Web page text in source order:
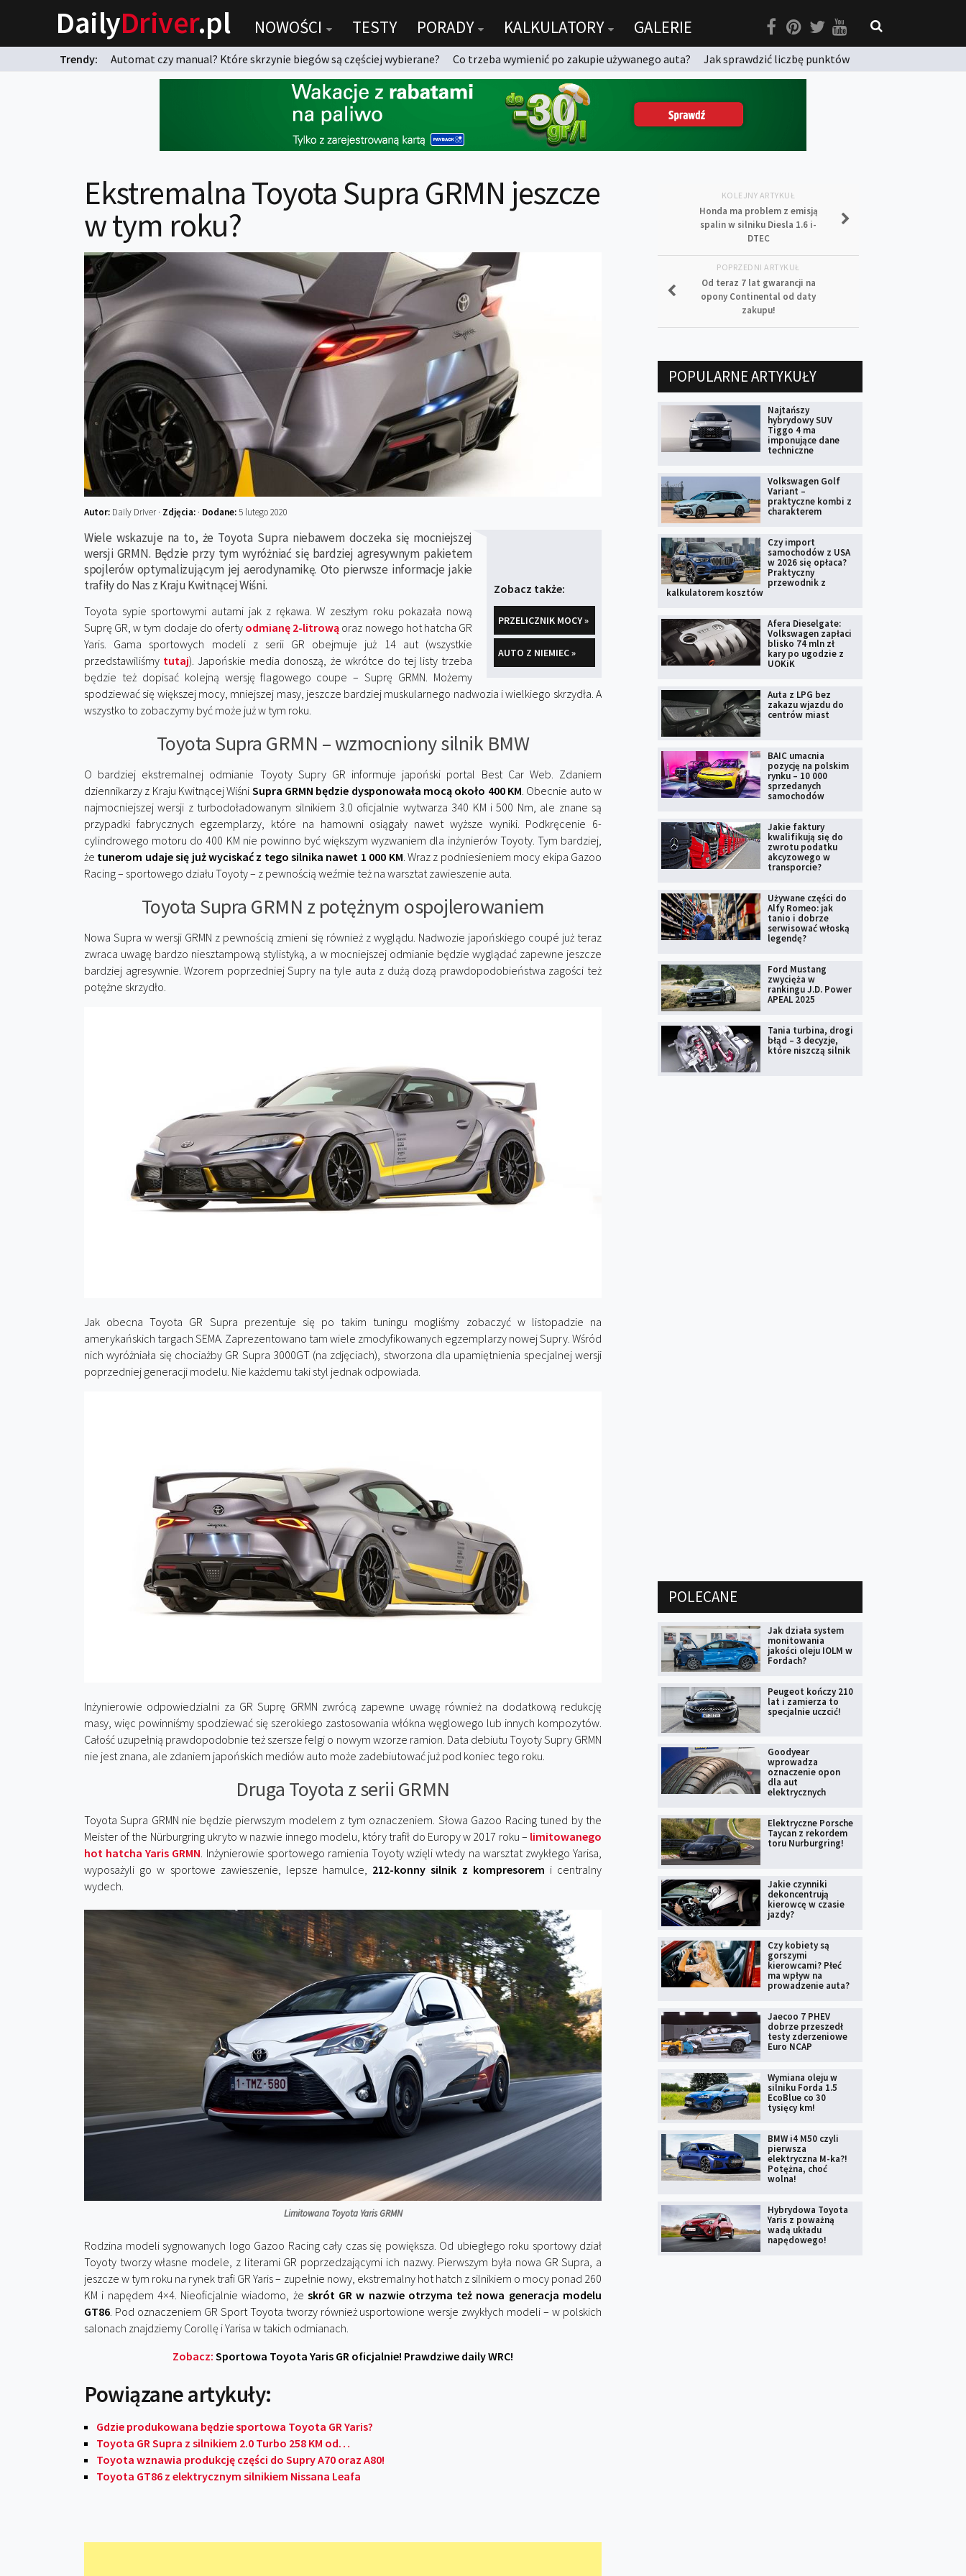
DailyDriver.pl NOWOŚCI TESTY PORADY KALKULATORY GALERIE
Trendy: Automat czy manual? Które skrzynie biegów są częściej wybierane? Co trzeba wymienić po zakupie używanego auta?
Jak sprawdzić liczbę punktów
Ekstremalna Toyota Supra GRMN jeszcze
w tym roku?
Autor: Daily Driver · Zdjęcia: · Dodane:5 lutego 2020
Zobacz także:
PRZELICZNIK MOCY »
AUTO Z NIEMIEC »
Wiele wskazuje na to, że Toyota Supra niebawem doczeka się mocniejszej
wersji GRMN. Będzie przy tym wyróżniać się bardziej agresywnym pakietem
spojlerów optymalizującym jej aerodynamikę. Oto pierwsze informacje jakie
trafiły do Nas z Kraju Kwitnącej Wiśni.
Toyota sypie sportowymi autami jak z rękawa. W zeszłym roku pokazała nową
Suprę GR, w tym dodaje do oferty odmianę 2-litrową oraz nowego hot hatcha GR
Yaris. Gama sportowych modeli z serii GR obejmuje już 14 aut (wszystkie
przedstawiliśmy tutaj). Japońskie media donoszą, że wkrótce do tej listy trzeba
będzie też dopisać kolejną wersję flagowego coupe – Suprę GRMN. Możemy
spodziewać się większej mocy, mniejszej masy, jeszcze bardziej muskularnego nadwozia i wielkiego skrzydła. A
wszystko to zobaczymy być może już w tym roku.
Toyota Supra GRMN – wzmocniony silnik BMW
O bardziej ekstremalnej odmianie Toyoty Supry GR informuje japoński portal Best Car Web. Zdaniem
dziennikarzy z Kraju Kwitnącej Wiśni Supra GRMN będzie dysponowała mocą około 400 KM. Obecnie auto w
najmocniejszej wersji z turbodoładowanym silnikiem 3.0 oficjalnie wytwarza 340 KM i 500 Nm, ale znane są
przypadki fabrycznych egzemplarzy, które na hamowni osiągały nawet wyższe wyniki. Podkręcenie 6-
cylindrowego motoru do 400 KM nie powinno być większym wyzwaniem dla inżynierów Toyoty. Tym bardziej,
że tunerom udaje się już wyciskać z tego silnika nawet 1 000 KM. Wraz z podniesieniem mocy ekipa Gazoo
Racing – sportowego działu Toyoty – z pewnością weźmie też na warsztat zawieszenie auta.
Toyota Supra GRMN z potężnym ospojlerowaniem
Nowa Supra w wersji GRMN z pewnością zmieni się również z wyglądu. Nadwozie japońskiego coupé już teraz
zwraca uwagę bardzo niesztampową stylistyką, a w mocniejszej odmianie będzie wyglądać zapewne jeszcze
bardziej agresywnie. Wzorem poprzedniej Supry na tyle auta z dużą dozą prawdopodobieństwa zagości też
potężne skrzydło.
Jak obecna Toyota GR Supra prezentuje się po takim tuningu mogliśmy zobaczyć w listopadzie na
amerykańskich targach SEMA. Zaprezentowano tam wiele zmodyfikowanych egzemplarzy nowej Supry. Wśród
nich wyróżniała się chociażby GR Supra 3000GT (na zdjęciach), stworzona dla upamiętnienia specjalnej wersji
poprzedniej generacji modelu. Nie każdemu taki styl jednak odpowiada.
Inżynierowie odpowiedzialni za GR Suprę GRMN zwrócą zapewne uwagę również na dodatkową redukcję
masy, więc powinniśmy spodziewać się szerokiego zastosowania włókna węglowego lub innych kompozytów.
Całość uzupełnią prawdopodobnie też szersze felgi o nowym wzorze ramion. Data debiutu Toyoty Supry GRMN
nie jest znana, ale zdaniem japońskich mediów auto może zadebiutować już pod koniec tego roku.
Druga Toyota z serii GRMN
Toyota Supra GRMN nie będzie pierwszym modelem z tym oznaczeniem. Słowa Gazoo Racing tuned by the
Meister of the Nürburgring ukryto w nazwie innego modelu, który trafił do Europy w 2017 roku – limitowanego
hot hatcha Yaris GRMN. Inżynierowie sportowego ramienia Toyoty wzięli wtedy na warsztat zwykłego Yarisa,
wyposażyli go w sportowe zawieszenie, lepsze hamulce, 212-konny silnik z kompresorem i centralny
wydech.
Limitowana Toyota Yaris GRMN
Rodzina modeli sygnowanych logo Gazoo Racing cały czas się powiększa. Od ubiegłego roku sportowy dział
Toyoty tworzy własne modele, z literami GR poprzedzającymi ich nazwy. Pierwszym była nowa GR Supra, a
jeszcze w tym roku na rynek trafi GR Yaris – zupełnie nowy, ekstremalny hot hatch z silnikiem o mocy ponad 260
KM i napędem 4×4. Nieoficjalnie wiadomo, że skrót GR w nazwie otrzyma też nowa generacja modelu
GT86. Pod oznaczeniem GR Sport Toyota tworzy również usportowione wersje zwykłych modeli – w polskich
salonach znajdziemy Corollę i Yarisa w takich odmianach.
Zobacz: Sportowa Toyota Yaris GR oficjalnie! Prawdziwe daily WRC!
Powiązane artykuły:
Gdzie produkowana będzie sportowa Toyota GR Yaris?
Toyota GR Supra z silnikiem 2.0 Turbo 258 KM od…
Toyota wznawia produkcję części do Supry A70 oraz A80!
Toyota GT86 z elektrycznym silnikiem Nissana Leafa
KOLEJNY ARTYKUŁ
Honda ma problem z emisją
spalin w silniku Diesla 1.6 i-
DTEC
POPRZEDNI ARTYKUŁ
Od teraz 7 lat gwarancji na
opony Continental od daty
zakupu!
POPULARNE ARTYKUŁY
Najtańszy
hybrydowy SUV
Tiggo 4 ma
imponujące dane
techniczne
Volkswagen Golf
Variant –
praktyczne kombi z
charakterem
Czy import
samochodów z USA
w 2026 się opłaca?
Praktyczny
przewodnik z
kalkulatorem kosztów
Afera Dieselgate:
Volkswagen zapłaci
blisko 74 mln zł
kary po ugodzie z
UOKiK
Auta z LPG bez
zakazu wjazdu do
centrów miast
BAIC umacnia
pozycję na polskim
rynku – 10 000
sprzedanych
samochodów
Jakie faktury
kwalifikują się do
zwrotu podatku
akcyzowego w
transporcie?
Używane części do
Alfy Romeo: jak
tanio i dobrze
serwisować włoską
legendę?
Ford Mustang
zwycięża w
rankingu J.D. Power
APEAL 2025
Tania turbina, drogi
błąd – 3 decyzje,
które niszczą silnik
POLECANE
Jak działa system
monitowania
jakości oleju IOLM w
Fordach?
Peugeot kończy 210
lat i zamierza to
specjalnie uczcić!
Goodyear
wprowadza
oznaczenie opon
dla aut
elektrycznych
Elektryczne Porsche
Taycan z rekordem
toru Nurburgring!
Jakie czynniki
dekoncentrują
kierowcę w czasie
jazdy?
Czy kobiety są
gorszymi
kierowcami? Płeć
ma wpływ na
prowadzenie auta?
Jaecoo 7 PHEV
dobrze przeszedł
testy zderzeniowe
Euro NCAP
Wymiana oleju w
silniku Forda 1.5
EcoBlue co 30
tysięcy km!
BMW i4 M50 czyli
pierwsza
elektryczna M-ka?!
Potężna, choć
wolna!
Hybrydowa Toyota
Yaris z poważną
wadą układu
napędowego!